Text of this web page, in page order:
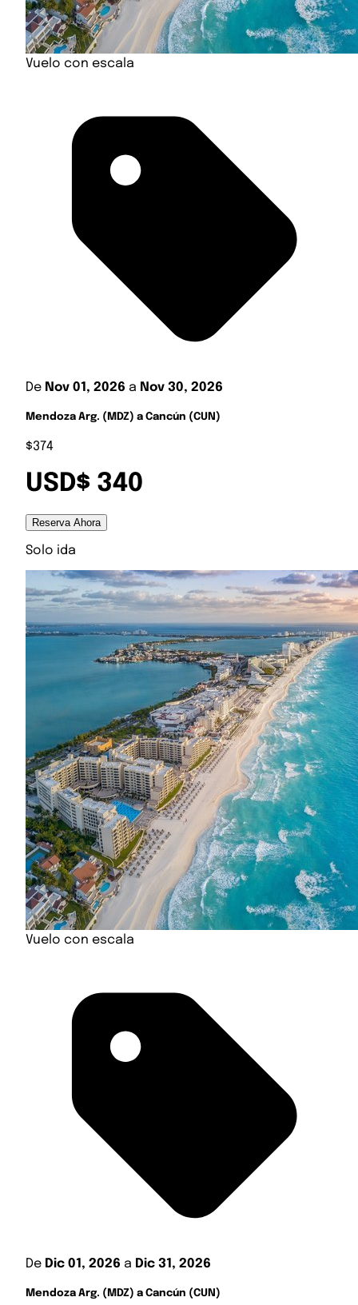
Vuelo con escala
De Nov 01, 2026 a Nov 30, 2026
Mendoza Arg. (MDZ) a Cancún (CUN)
$374
USD$ 340
Reserva Ahora
Solo ida
Vuelo con escala
De Dic 01, 2026 a Dic 31, 2026
Mendoza Arg. (MDZ) a Cancún (CUN)